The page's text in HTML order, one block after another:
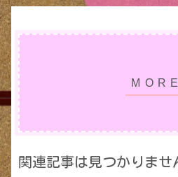
関連記事は見つかりませ